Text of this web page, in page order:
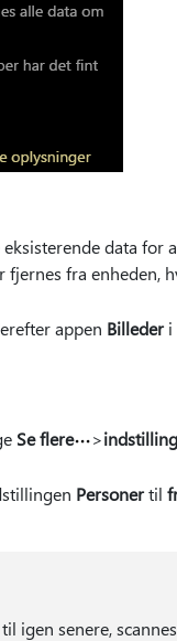
data
fra enheden,
appen Billederi
Se flere >
Personertil
igen senere,